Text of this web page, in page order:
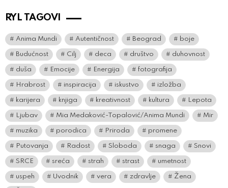
RYL TAGOVI
Anima Mundi Autentičnost Beograd boje
Budućnost Cilj deca društvo duhovnost
duša Emocije Energija fotografija
Hrabrost inspiracija iskustvo izložba
karijera knjiga kreativnost kultura Lepota
Ljubav Mia Medaković-Topalović/Anima Mundi Mir
muzika porodica Priroda promene
Putovanja Radost Sloboda snaga Snovi
SRCE sreća strah strast umetnost
uspeh Uvodnik vera zdravlje Žena